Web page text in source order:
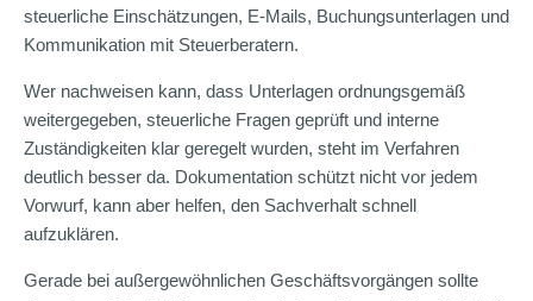
steuerliche Einschätzungen, E-Mails, Buchungsunterlagen und
Kommunikation mit Steuerberatern.
Wer nachweisen kann, dass Unterlagen ordnungsgemäß
weitergegeben, steuerliche Fragen geprüft und interne
Zuständigkeiten klar geregelt wurden, steht im Verfahren
deutlich besser da. Dokumentation schützt nicht vor jedem
Vorwurf, kann aber helfen, den Sachverhalt schnell
aufzuklären.
Gerade bei außergewöhnlichen Geschäftsvorgängen sollte